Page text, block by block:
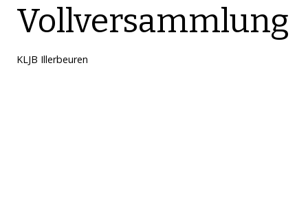
Vollversammlung
KLJB Illerbeuren